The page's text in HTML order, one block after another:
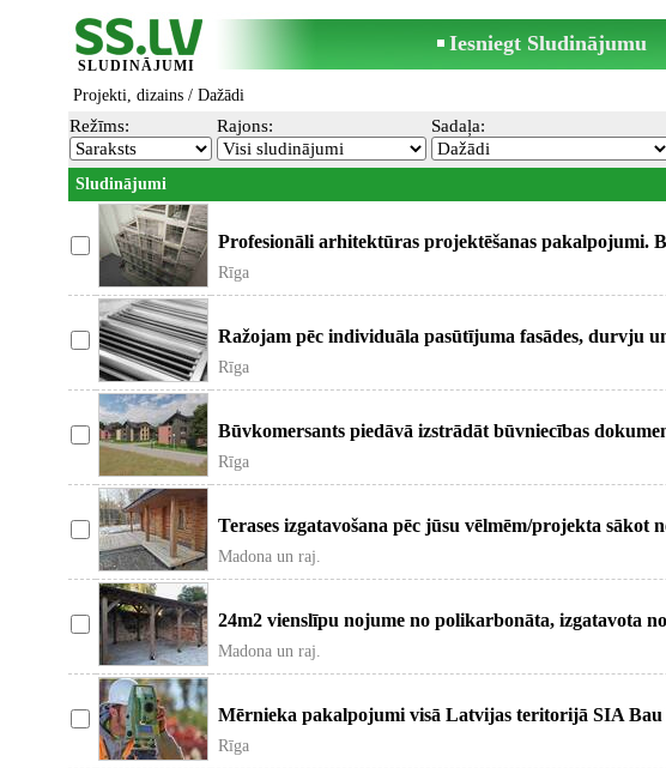
SLUDINĀJUMI
Iesniegt Sludinājumu
Projekti, dizains / Dažādi
Režīms: Rajons: Sadaļa:
Sludinājumi
Profesionāli arhitektūras projektēšanas pakalpojumi.
Rīga
Ražojam pēc individuāla pasūtījuma fasādes, durvju
Rīga
Būvkomersants piedāvā izstrādāt būvniecības
Rīga
Terases izgatavošana pēc jūsu vēlmēm/projekta sākot
Madona un raj.
24m2 vienslīpu nojume no polikarbonāta, izgatavota
Madona un raj.
Mērnieka pakalpojumi visā Latvijas teritorijā SIA
Rīga